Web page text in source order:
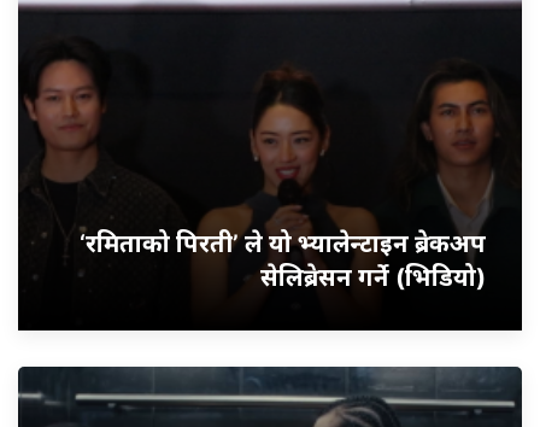
‘रमिताको पिरती’ ले यो भ्यालेन्टाइन ब्रेकअप
सेलिब्रेसन गर्ने (भिडियो)